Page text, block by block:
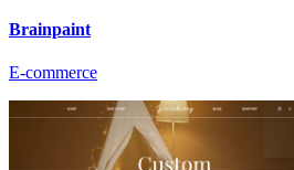
Brainpaint
E-commerce